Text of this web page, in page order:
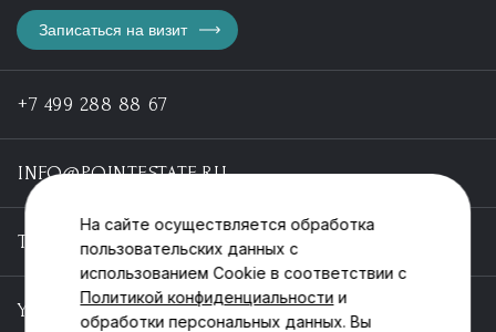
Записаться на визит
+7 499 288 88 67
INFO@POINTESTATE.RU
TELEGRAM
YOUTUBE
На сайте осуществляется обработка
пользовательских данных с
использованием Cookie в соответствии с
Политикой конфиденциальности и
обработки персональных данных. Вы